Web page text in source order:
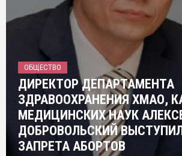
ОБЩЕСТВО
ДИРЕКТОР ДЕПАРТАМЕНТА
ЗДРАВООХРАНЕНИЯ ХМАО,
МЕДИЦИНСКИХ НАУК
ДОБРОВОЛЬСКИЙ
ЗАПРЕТА АБОРТОВ